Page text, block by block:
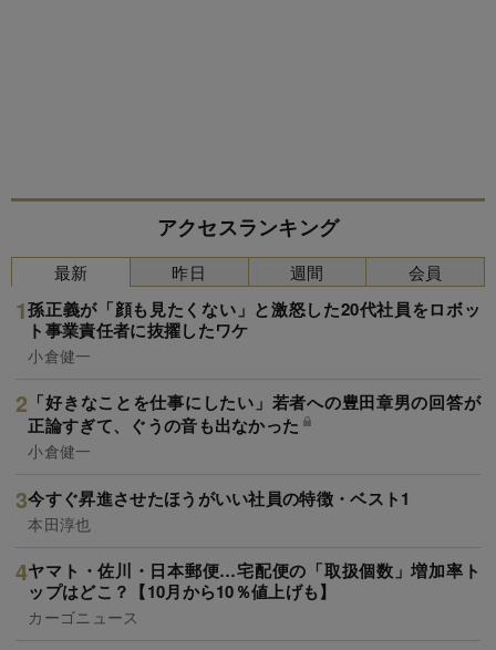
アクセスランキング
最新
孫正義が「顔も見たくない」と激怒した20代社員をロボッ
ト事業責任者に抜擢したワケ
小倉健一
「好きなことを仕事にしたい」若者への豊田章男の回答が
正論すぎて、ぐうの音も出なかった
小倉健一
今すぐ昇進させたほうがいい社員の特徴・ベスト1
本田淳也
ヤマト・佐川・日本郵便…宅配便の「取扱個数」増加率ト
ップはどこ？【10月から10％値上げも】
カーゴニュース
昨日 週間 会員